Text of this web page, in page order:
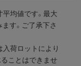
均値です。最大
す。ご了承下さ
荷ロットにより
ことはできませ